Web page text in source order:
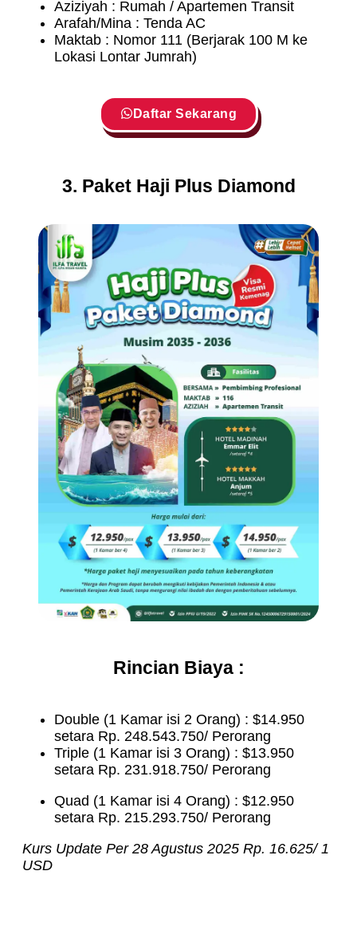
Aziziyah : Rumah / Apartemen Transit
Arafah/Mina : Tenda AC
Maktab : Nomor 111 (Berjarak 100 M ke
Lokasi Lontar Jumrah)
Daftar Sekarang
3. Paket Haji Plus Diamond
Rincian Biaya :
Double (1 Kamar isi 2 Orang) : $14.950
setara Rp. 248.543.750/ Perorang
Triple (1 Kamar isi 3 Orang) : $13.950
setara Rp. 231.918.750/ Perorang
Quad (1 Kamar isi 4 Orang) : $12.950
setara Rp. 215.293.750/ Perorang
Kurs Update Per 28 Agustus 2025 Rp. 16.625/ 1
USD